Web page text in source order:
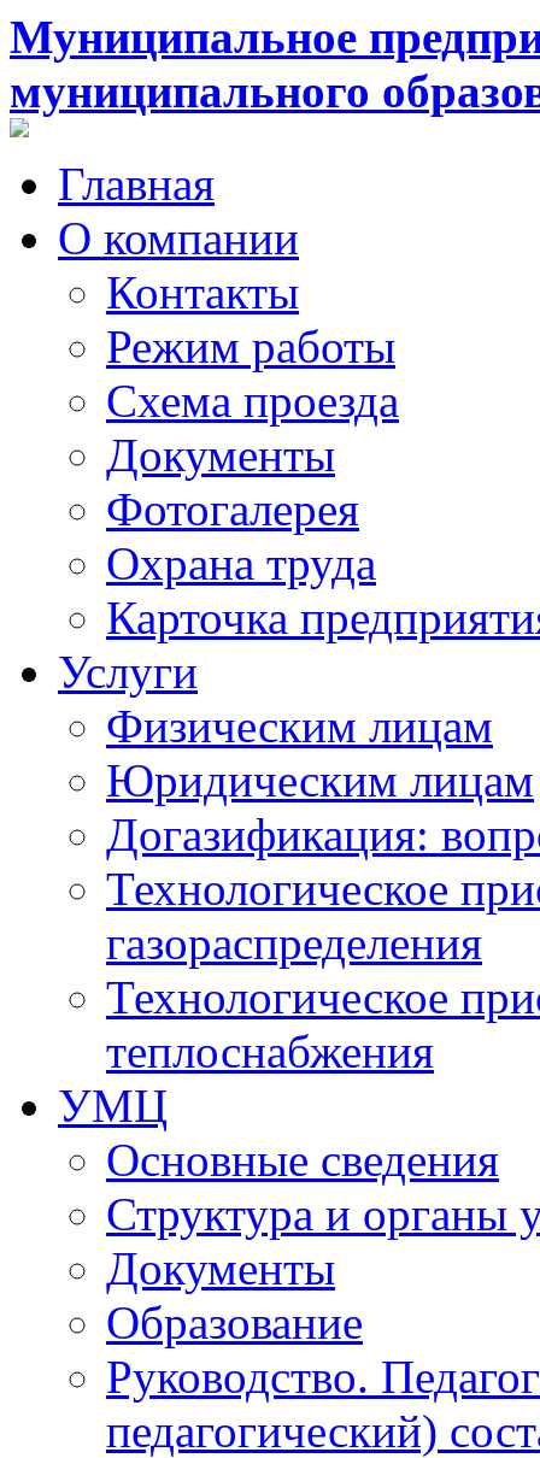
Муниципальное
муниципального
Главная
О компании
Контакты
Режим работы
Схема проезда
Документы
Фотогалерея
Охрана труда
Карточка
Услуги
Физическим лицам
Юридическим лицам
Догазификация:
Технологическое
газораспределения
Технологическое
теплоснабжения
УМЦ
Основные сведения
Структура и органы
Документы
Образование
Руководство.
педагогический)